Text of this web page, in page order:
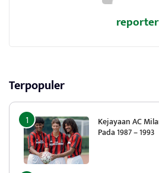
reporter
Terpopuler
Kejayaan AC
Pada 1987 – 1993